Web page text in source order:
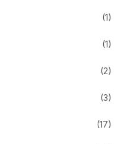
(1)
(1)
(2)
(3)
(17)